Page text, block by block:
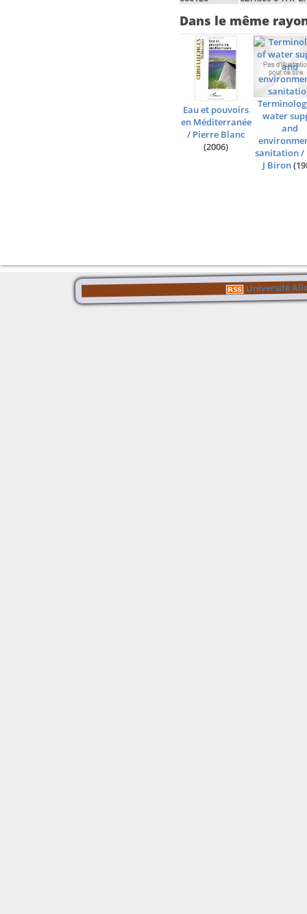
Dans le même
Eau et pouvoirs
en Méditerranée
/ Pierre Blanc
(2006)
water
and
sanitation/
J Biron
Université